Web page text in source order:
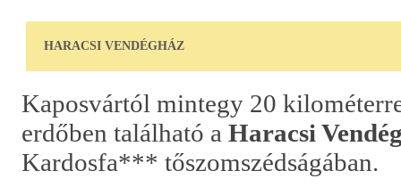
HARACSI VENDÉGHÁZ
Kaposvártól mintegy 20
erdőben található a Haracsi
Kardosfa*** tőszomszédságában.